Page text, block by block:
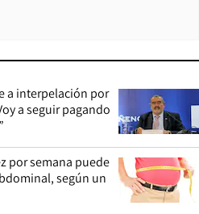
a interpelación por
a seguir pagando
por semana puede
según un